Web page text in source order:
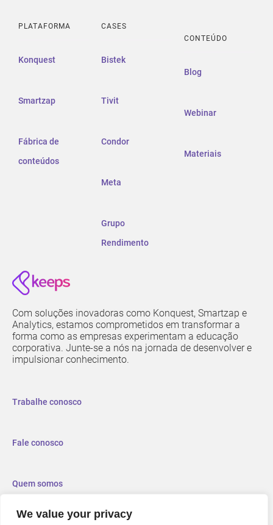
We value your privacy
PLATAFORMA
Konquest
Smartzap
Fábrica de
conteúdos
CASES
Bistek
Tivit
Condor
Meta
Grupo
Rendimento
CONTEÚDO
Blog
Webinar
Materiais
Com soluções inovadoras como Konquest, Smartzap e
Analytics, estamos comprometidos em transformar a
forma como as empresas experimentam a educação
corporativa. Junte-se a nós na jornada de desenvolver e
impulsionar conhecimento.
Trabalhe conosco
Fale conosco
Quem somos